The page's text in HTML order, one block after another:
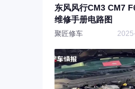
东风风行CM3 CM7
维修手册电路图
聚匠修车